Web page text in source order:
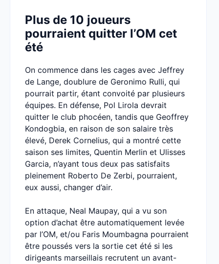
Plus de 10 joueurs
pourraient quitter l’OM cet
été
On commence dans les cages avec Jeffrey
de Lange, doublure de Geronimo Rulli, qui
pourrait partir, étant convoité par plusieurs
équipes. En défense, Pol Lirola devrait
quitter le club phocéen, tandis que Geoffrey
Kondogbia, en raison de son salaire très
élevé, Derek Cornelius, qui a montré cette
saison ses limites, Quentin Merlin et Ulisses
Garcia, n’ayant tous deux pas satisfaits
pleinement Roberto De Zerbi, pourraient,
eux aussi, changer d’air.
En attaque, Neal Maupay, qui a vu son
option d’achat être automatiquement levée
par l’OM, et/ou Faris Moumbagna pourraient
être poussés vers la sortie cet été si les
dirigeants marseillais recrutent un avant-